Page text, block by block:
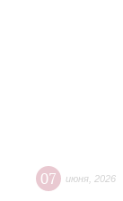
07 июня 2026